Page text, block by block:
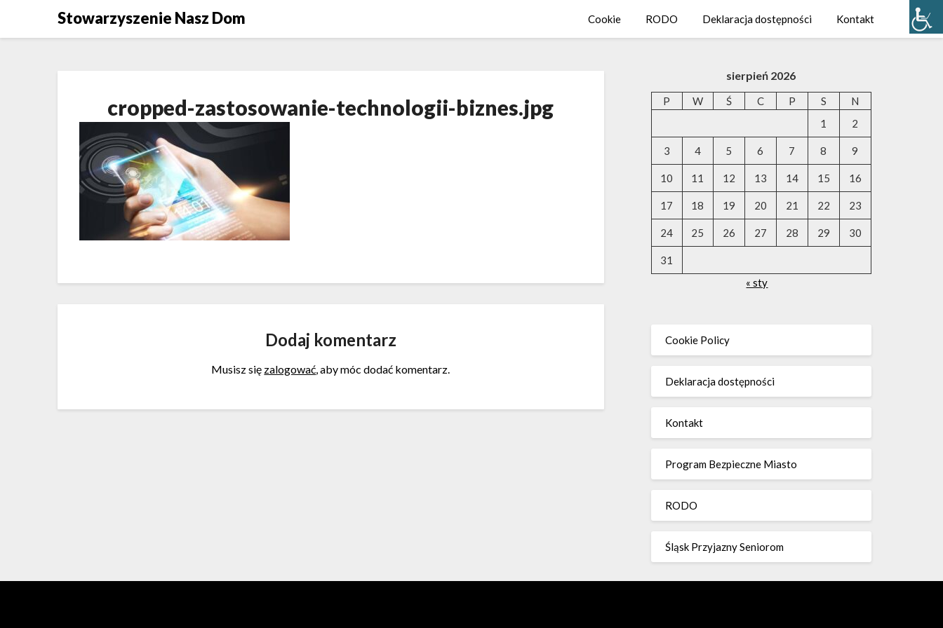
Stowarzyszenie Nasz Dom Cookie RODO Deklaracja dostępności Kontakt
cropped-zastosowanie-technologii-biznes.jpg
Dodaj komentarz
Musisz się zalogować, aby móc dodać komentarz.
sierpień 2026
P W Ś C P S
N
1
2
3 4 5 6 7 8 9
10 11 12 13 14 15 16
17 18 19 20 21 22 23
24 25 26 27 28 29 30
31
« sty
Cookie Policy
Deklaracja dostępności
Kontakt
Program Bezpieczne Miasto
RODO
Śląsk Przyjazny Seniorom